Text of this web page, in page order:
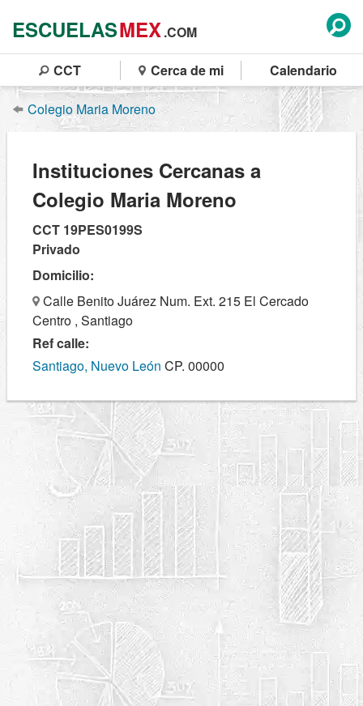
ESCUELASMEX.COM
CCT Cerca de mi Calendario
Colegio Maria Moreno
Instituciones Cercanas a
Colegio Maria Moreno
CCT 19PES0199S
Privado
Domicilio:
Calle Benito Juárez Num. Ext. 215 El Cercado
Centro , Santiago
Ref calle:
Santiago, Nuevo León CP. 00000